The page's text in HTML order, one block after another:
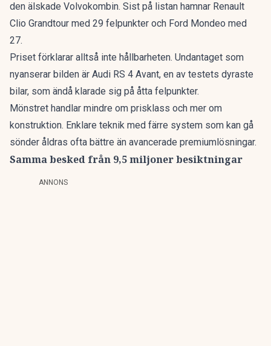
den älskade Volvokombin. Sist på listan hamnar Renault
Clio Grandtour med 29 felpunkter och Ford Mondeo med
27.
Priset förklarar alltså inte hållbarheten. Undantaget som
nyanserar bilden är Audi RS 4 Avant, en av testets dyraste
bilar, som ändå klarade sig på åtta felpunkter.
Mönstret handlar mindre om prisklass och mer om
konstruktion. Enklare teknik med färre system som kan gå
sönder åldras ofta bättre än avancerade premiumlösningar.
Samma besked från 9,5 miljoner besiktningar
ANNONS